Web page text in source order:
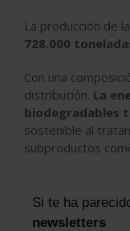
La producción de
728.000
Con una
distribución. La
biodegradables
sostenible al
subproductos
Si te ha
newsletters